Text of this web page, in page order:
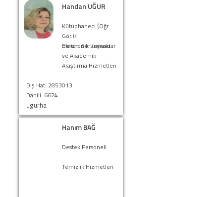
Handan UĞUR
Kütüphaneci (Öğr.
Gör.)/
Bölüm Sorumlusu
Elektronik Kaynaklar
ve Akademik
Araştırma Hizmetleri
Dış Hat: 2853013
Dahili: 6624
ugurha
Hanım BAĞ
Destek Personeli
Temizlik Hizmetleri